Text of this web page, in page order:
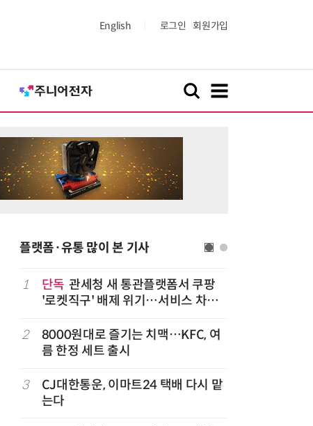
English 로그인 회원가입
플랫폼·유통 많이 본 기사
1 단독 관세청 새 통관플랫폼서 쿠팡
'로켓직구' 배제 위기…서비스 차질
2
8000원대로 즐기는 치맥…KFC, 여
름 한정 세트 출시
3
CJ대한통운, 이마트24 택배 다시 맡
는다